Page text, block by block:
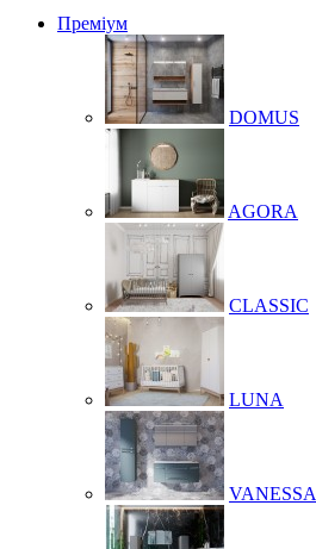
Преміум
DOMUS
AGORA
CLASSIC
LUNA
VANESSA